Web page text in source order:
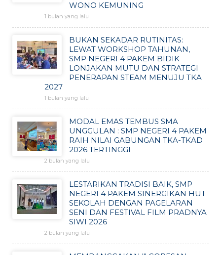
WONO KEMUNING
1 bulan yang lalu
BUKAN SEKADAR RUTINITAS:
LEWAT WORKSHOP TAHUNAN,
SMP NEGERI 4 PAKEM BIDIK
LONJAKAN MUTU DAN STRATEGI
PENERAPAN STEAM MENUJU TKA
2027
1 bulan yang lalu
MODAL EMAS TEMBUS SMA
UNGGULAN : SMP NEGERI 4 PAKEM
RAIH NILAI GABUNGAN TKA-TKAD
2026 TERTINGGI
2 bulan yang lalu
LESTARIKAN TRADISI BAIK, SMP
NEGERI 4 PAKEM SINERGIKAN HUT
SEKOLAH DENGAN PAGELARAN
SENI DAN FESTIVAL FILM PRADNYA
SIWI 2026
2 bulan yang lalu